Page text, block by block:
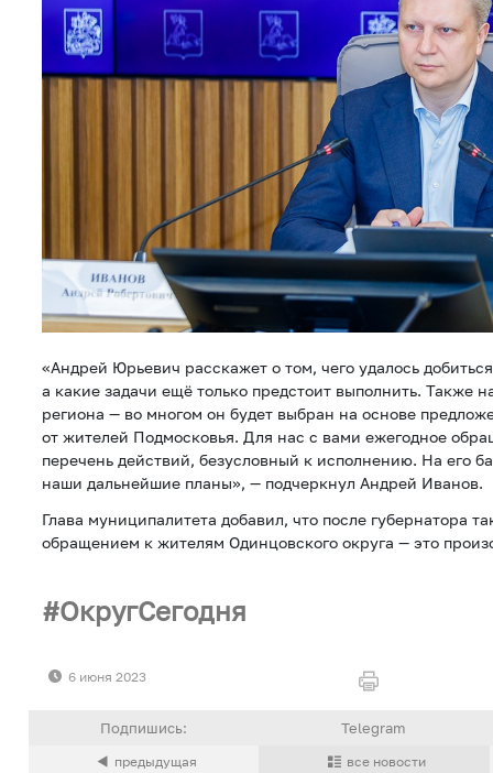
«Андрей Юрьевич расскажет о том, чего удалось
а какие задачи ещё только предстоит выполнить. Также
региона — во многом он будет выбран на основе
от жителей Подмосковья. Для нас с вами ежегодное
перечень действий, безусловный к исполнению. На его
наши дальнейшие планы», — подчеркнул Андрей Иванов.
Глава муниципалитета добавил, что после губернатора
обращением к жителям Одинцовского округа — это
ОкругСегодня
6 июня 2023